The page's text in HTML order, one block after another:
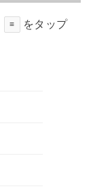
≡
をタップ